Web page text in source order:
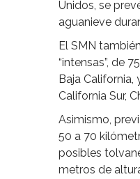
Unidos, se
aguanieve
El SMN
“intensas”, de
Baja California,
California Sur,
Asimismo,
50 a 70
posibles
metros de